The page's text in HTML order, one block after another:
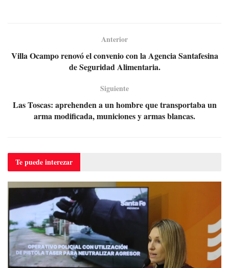
Anterior
Villa Ocampo renovó el convenio con la Agencia Santafesina
de Seguridad Alimentaria.
Siguiente
Las Toscas: aprehenden a un hombre que transportaba un
arma modificada, municiones y armas blancas.
Te puedeinterezar